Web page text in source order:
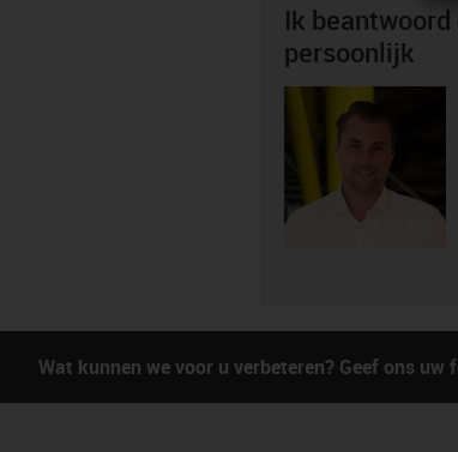
Ik
persoonlijk
Wat kunnen we voor u verbeteren? Geef ons uw